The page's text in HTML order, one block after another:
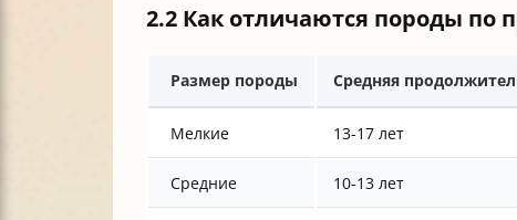
2.2 Как отличаются породы по
Размер породы Средняя
Мелкие 13-17 лет
Средние 10-13 лет